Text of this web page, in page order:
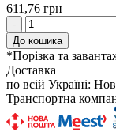
611,76 грн
-
До кошика
*Порізка та
Доставка
по всій Україні:
Транспортна